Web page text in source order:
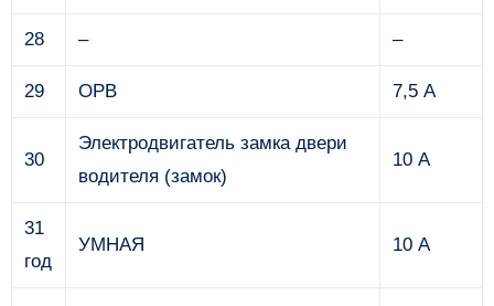
28 – –
29 ОРВ 7,5 А
30
Электродвигатель замка двери
водителя (замок)
10 А
31
год
УМНАЯ 10 А